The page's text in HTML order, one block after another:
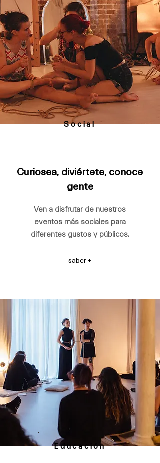
Social
Curiosea, diviértete, conoce
gente
Ven a disfrutar de nuestros
eventos más sociales para
diferentes gustos y públicos.
saber +
Educación